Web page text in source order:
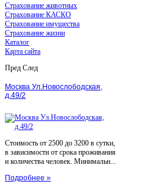
Страхование животных
Страхование КАСКО
Страхование имущества
Страхование жизни
Каталог
Карта сайта
Пред След
Москва Ул.Новослободская,
д.49/2
Стоимость от 2500 до 3200 в сутки,
в зависимости от срока проживания
и количества человек. Минимальн...
Подробнее »